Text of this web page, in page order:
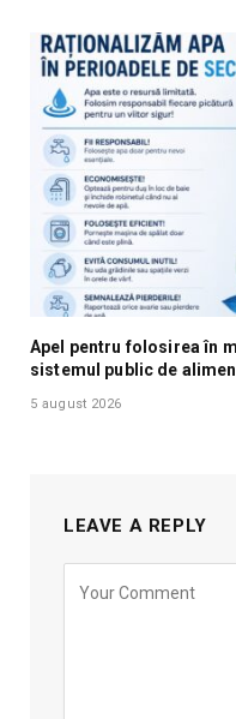
Apel pentru folosirea în
sistemul public de
5 august 2026
LEAVE A REPLY